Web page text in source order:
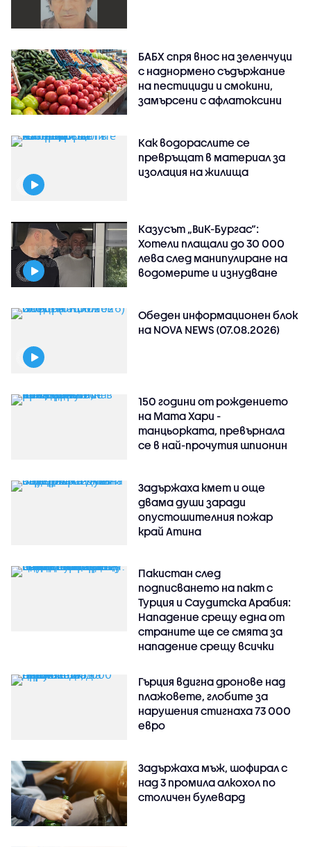
БАБХ спря внос на зеленчуци
с наднормено съдържание
на пестициди и смокини,
замърсени с афлатоксини
Как водораслите се
превръщат в материал за
изолация на жилища
Казусът „ВиК-Бургас“:
Хотели плащали до 30 000
лева след манипулиране на
водомерите и изнудване
Обеден информационен блок
на NOVA NEWS (07.08.2026)
150 години от рождението
на Мата Хари -
танцьорката, превърнала
се в най-прочутия шпионин
Задържаха кмет и още
двама души заради
опустошителния пожар
край Атина
Пакистан след
подписването на пакт с
Турция и Саудитска Арабия:
Нападение срещу една от
страните ще се смята за
нападение срещу всички
Гърция вдигна дронове над
плажовете, глобите за
нарушения стигнаха 73 000
евро
Задържаха мъж, шофирал с
над 3 промила алкохол по
столичен булевард